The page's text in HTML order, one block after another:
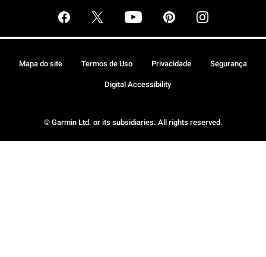
© Garmin Ltd. or its subsidiaries. All rights reserved.
Mapa do site Termos de Uso Privacidade Segurança
Digital Accessibility